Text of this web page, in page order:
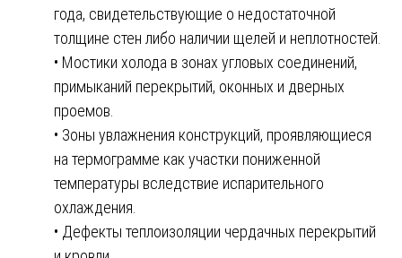
года, свидетельствующие о недостаточной
толщине стен либо наличии щелей и неплотностей.
• Мостики холода в зонах угловых соединений,
примыканий перекрытий, оконных и дверных
проемов.
• Зоны увлажнения конструкций, проявляющиеся
на термограмме как участки пониженной
температуры вследствие испарительного
охлаждения.
• Дефекты теплоизоляции чердачных перекрытий